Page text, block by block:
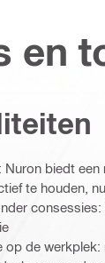
en
Nuron biedt
te houden,
op de